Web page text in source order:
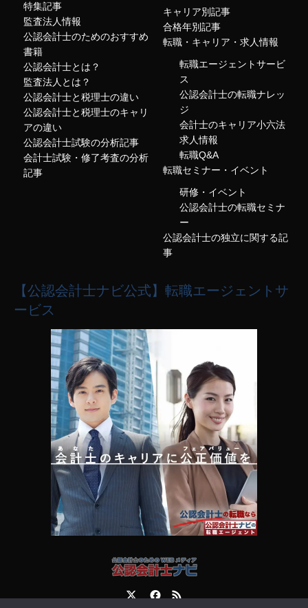
特集記事
監査法人情報
公認会計士のためのおすすめ
書籍
公認会計士とは？
監査法人とは？
公認会計士と税理士の違い
公認会計士と税理士のキャリ
アの違い
公認会計士試験の分析記事
会計士試験・修了考査の分析
記事
キャリア別記事
合格年別記事
転職・キャリア・求人情報
転職エージェントサービ
ス
公認会計士の転職ナレッ
ジ
会計士のキャリア小六法
求人情報
転職Q&A
転職セミナー・イベント
研修・イベント
公認会計士の転職セミナ
ー
公認会計士の独立に関する記
事
【公認会計士ナビ公式】転職エージェントサ
ービス